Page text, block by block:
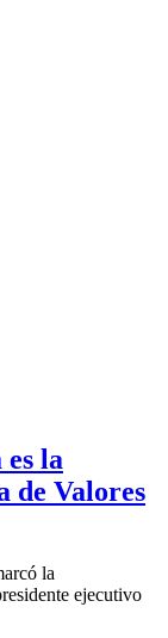
la
de Valores
la
ejecutivo